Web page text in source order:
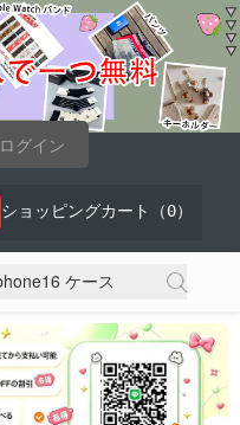
ログイン
ショッピングカート（ 0）